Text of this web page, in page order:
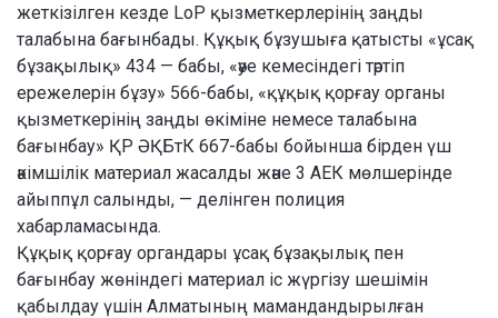
жеткізілген кезде LoP қызметкерлерінің заңды
талабына бағынбады. Құқық бұзушыға қатысты «ұсақ
бұзақылық» 434 — бабы, «әуе кемесіндегі тәртіп
ережелерін бұзу» 566-бабы, «құқық қорғау органы
қызметкерінің заңды өкіміне немесе талабына
бағынбау» ҚР ӘҚБтК 667-бабы бойынша бірден үш
әкімшілік материал жасалды және 3 АЕК мөлшерінде
айыппұл салынды, — делінген полиция
хабарламасында.
Құқық қорғау органдары ұсақ бұзақылық пен
бағынбау жөніндегі материал іс жүргізу шешімін
қабылдау үшін Алматының мамандандырылған